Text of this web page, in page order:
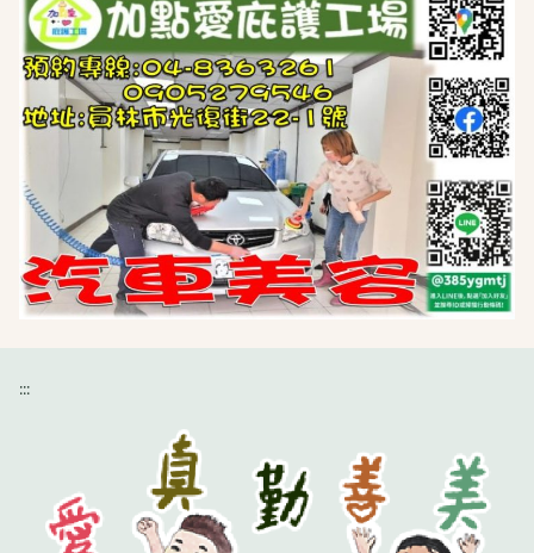
:::